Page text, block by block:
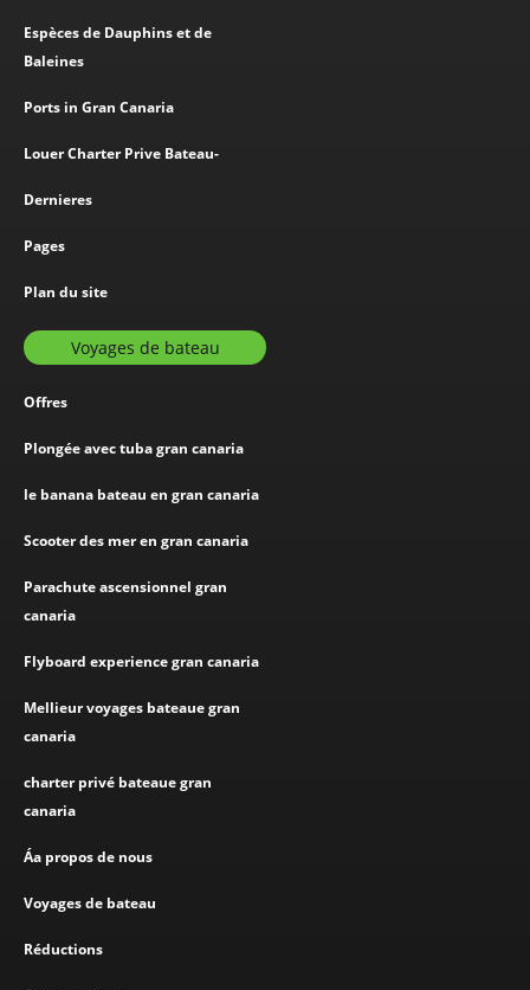
Espèces de Dauphins et de
Baleines
Ports in Gran Canaria
Louer Charter Prive Bateau-
Dernieres
Pages
Plan du site
Voyages de bateau
Offres
Plongée avec tuba gran canaria
le banana bateau en gran canaria
Scooter des mer en gran canaria
Parachute ascensionnel gran
canaria
Flyboard experience gran canaria
Mellieur voyages bateaue gran
canaria
charter privé bateaue gran
canaria
Áa propos de nous
Voyages de bateau
Réductions